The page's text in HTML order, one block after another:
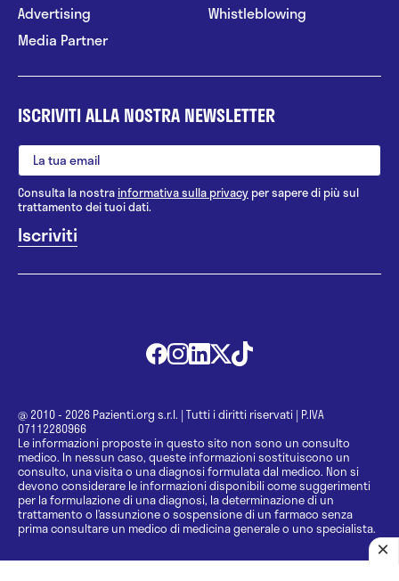
Advertising
Media Partner
Whistleblowing
ISCRIVITI ALLA NOSTRA NEWSLETTER
Consulta la nostrainformativa sulla privacy per sapere di più sul
trattamento dei tuoi dati.
@ 2010 - 2026 Pazienti.org s.r.l. | Tutti i diritti riservati | P.IVA
07112280966
Le informazioni proposte in questo sito non sono un consulto
medico. In nessun caso, queste informazioni sostituiscono un
consulto, una visita o una diagnosi formulata dal medico. Non si
devono considerare le informazioni disponibili come suggerimenti
per la formulazione di una diagnosi, la determinazione di un
trattamento o l’assunzione o sospensione di un farmaco senza
prima consultare un medico di medicina generale o uno specialista.